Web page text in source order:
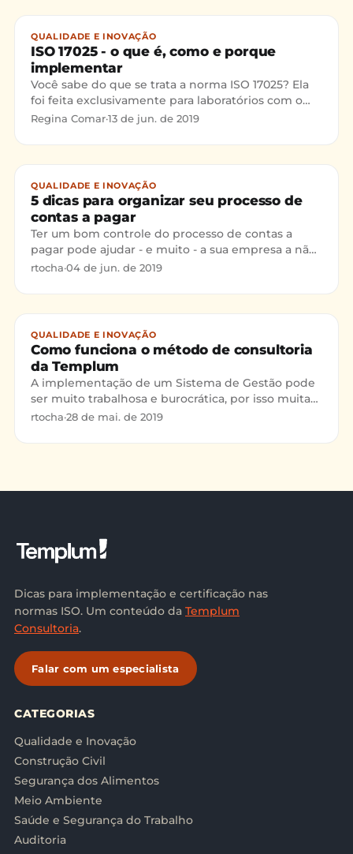
QUALIDADE E INOVAÇÃO
ISO 17025 - o que é, como e porque
implementar
Você sabe do que se trata a norma ISO 17025? Ela
foi feita exclusivamente para laboratórios com o
intuito de assegurar a qualidade e desempenho
Regina Comar·13 de jun. de 2019
QUALIDADE E INOVAÇÃO
5 dicas para organizar seu processo de
contas a pagar
Ter um bom controle do processo de contas a
pagar pode ajudar - e muito - a sua empresa a não
perder dinheiro, um detalhe extremamente
organizacional de contas a pagar.
rtocha·04 de jun. de 2019
QUALIDADE E INOVAÇÃO
Como funciona o método de consultoria
da Templum
A implementação de um Sistema de Gestão pode
ser muito trabalhosa e burocrática, por isso muitas
empresas optam pelo o auxilio de uma consultoria
rtocha·28 de mai. de 2019
Dicas para implementação e certificação nas
normas ISO. Um conteúdo da Templum
Consultoria.
Falar com um especialista
CATEGORIAS
Qualidade e Inovação
Construção Civil
Segurança dos Alimentos
Meio Ambiente
Saúde e Segurança do Trabalho
Auditoria